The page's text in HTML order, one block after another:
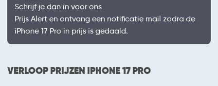
Schrijf je dan in voor ons
Prijs Alert en ontvang een notificatie mail zodra de
iPhone 17 Pro in prijs is gedaald.
VERLOOP PRIJZEN IPHONE 17 PRO